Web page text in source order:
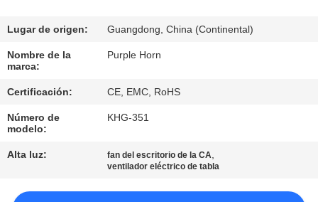
CALIDAD
ÉNTRENOS
EN
CONTACTO
CON
Lugar de origen: Guangdong, China (Continental)
Nombre de la
marca:
Purple Horn
Certificación: CE, EMC, RoHS
Número de
modelo:
KHG-351
Alta luz: fan del escritorio de la CA,
ventilador eléctrico de tabla